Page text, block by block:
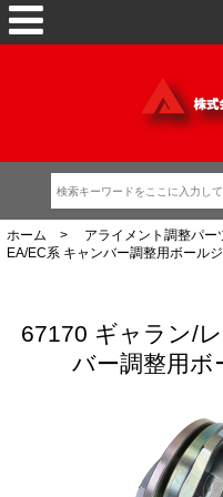
ホーム > アライメント調整パー
EA/EC系 キャンバー調整用ボール
67170 ギャラン/
バー調整用ボ